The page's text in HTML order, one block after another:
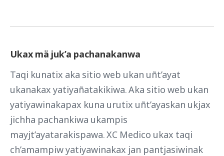
Ukax mä juk’a pachanakanwa
Taqi kunatix aka sitio web ukan uñt’ayat
ukanakax yatiyañatakikiwa. Aka sitio web ukan
yatiyawinakapax kuna urutix uñt’ayaskan ukjax
jichha pachankiwa ukampis
mayjt’ayatarakispawa. XC Medico ukax taqi
ch’amampiw yatiyawinakax jan pantjasiwinak